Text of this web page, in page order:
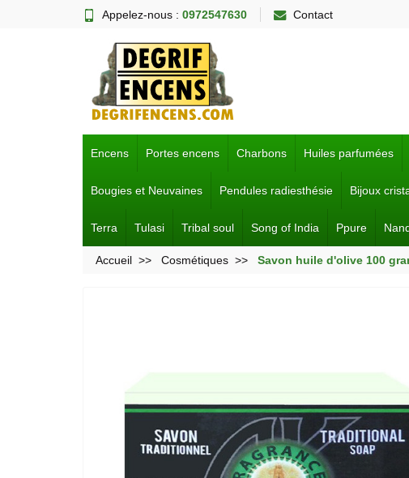
Appelez-nous : 0972547630 Contact
Encens Portes encens Charbons Huiles parfumées
Bougies et Neuvaines Pendules radiesthésie Bijoux
Terra Tulasi Tribal soul Song of India Ppure
Accueil Cosmétiques Savon huile d'olive 100